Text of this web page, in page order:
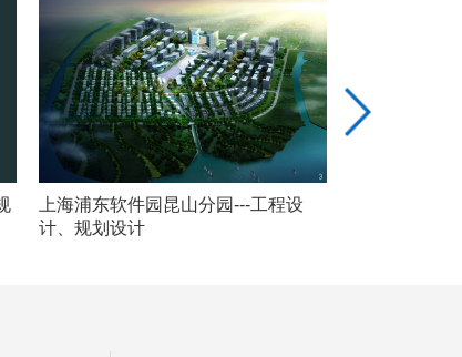
上海浦东软件园昆山分园---工程设
计、规划设计